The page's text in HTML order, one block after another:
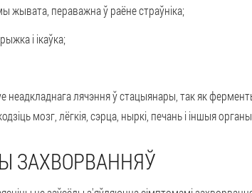
жывата, пераважна ў раёне страўніка;
і ікаўка;
неадкладнага лячэння ў стацыянары , так як
мозг, лёгкія, сэрца, ныркі, печань і іншыя
ЗАХВОРВАННЯЎ